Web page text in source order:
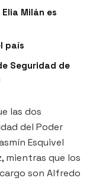
Milán es
país
Seguridad de
las dos
del Poder
Esquivel
mientras que los
son Alfredo